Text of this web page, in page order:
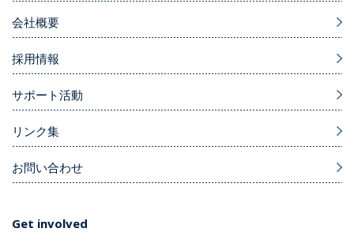
会社概要
採用情報
サポート活動
リンク集
お問い合わせ
Get involved